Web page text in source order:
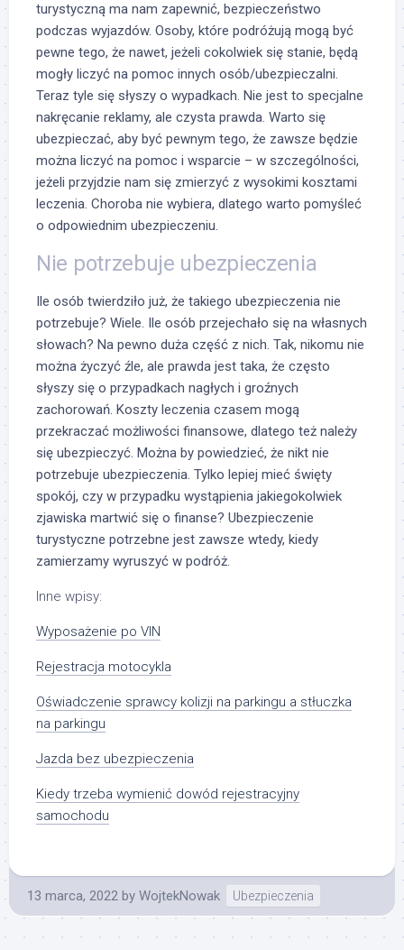
turystyczną ma nam zapewnić, bezpieczeństwo
podczas wyjazdów. Osoby, które podróżują mogą być
pewne tego, że nawet, jeżeli cokolwiek się stanie, będą
mogły liczyć na pomoc innych osób/ubezpieczalni.
Teraz tyle się słyszy o wypadkach. Nie jest to specjalne
nakręcanie reklamy, ale czysta prawda. Warto się
ubezpieczać, aby być pewnym tego, że zawsze będzie
można liczyć na pomoc i wsparcie – w szczególności,
jeżeli przyjdzie nam się zmierzyć z wysokimi kosztami
leczenia. Choroba nie wybiera, dlatego warto pomyśleć
o odpowiednim ubezpieczeniu.
Nie potrzebuje ubezpieczenia
Ile osób twierdziło już, że takiego ubezpieczenia nie
potrzebuje? Wiele. Ile osób przejechało się na własnych
słowach? Na pewno duża część z nich. Tak, nikomu nie
można życzyć źle, ale prawda jest taka, że często
słyszy się o przypadkach nagłych i groźnych
zachorowań. Koszty leczenia czasem mogą
przekraczać możliwości finansowe, dlatego też należy
się ubezpieczyć. Można by powiedzieć, że nikt nie
potrzebuje ubezpieczenia. Tylko lepiej mieć święty
spokój, czy w przypadku wystąpienia jakiegokolwiek
zjawiska martwić się o finanse? Ubezpieczenie
turystyczne potrzebne jest zawsze wtedy, kiedy
zamierzamy wyruszyć w podróż.
Inne wpisy:
Wyposażenie po VIN
Rejestracja motocykla
Oświadczenie sprawcy kolizji na parkingu a stłuczka
na parkingu
Jazda bez ubezpieczenia
Kiedy trzeba wymienić dowód rejestracyjny
samochodu
13 marca, 2022 by WojtekNowak Ubezpieczenia